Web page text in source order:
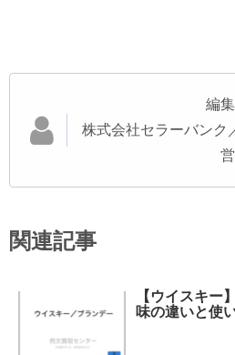
編
株式会社セラーバンク
営
関連記事
【ウイスキー
味の違いと使